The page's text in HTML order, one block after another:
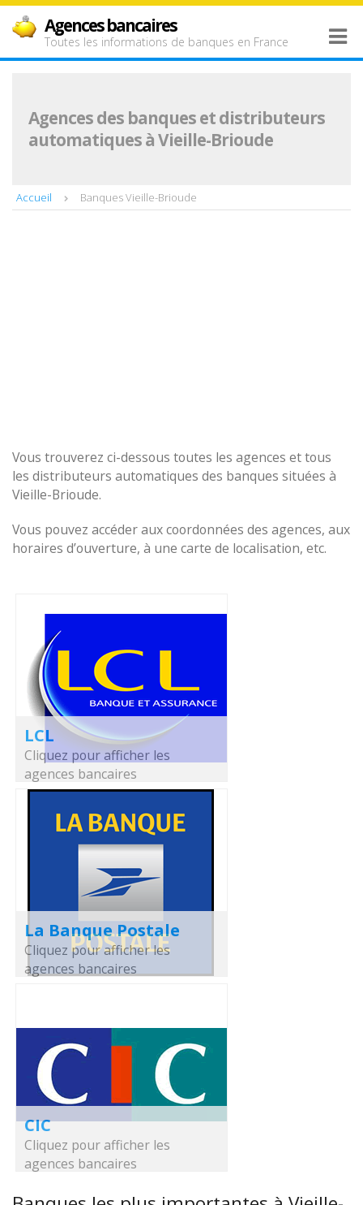
Agences bancaires
Toutes les informations de banques en France
Agences des banques et distributeurs
automatiques à Vieille-Brioude
Accueil Banques Vieille-Brioude
Vous trouverez ci-dessous toutes les agences et tous
les distributeurs automatiques des banques situées à
Vieille-Brioude.
Vous pouvez accéder aux coordonnées des agences, aux
horaires d’ouverture, à une carte de localisation, etc.
LCL
Cliquez pour afficher les
agences bancaires
La Banque Postale
Cliquez pour afficher les
agences bancaires
CIC
Cliquez pour afficher les
agences bancaires